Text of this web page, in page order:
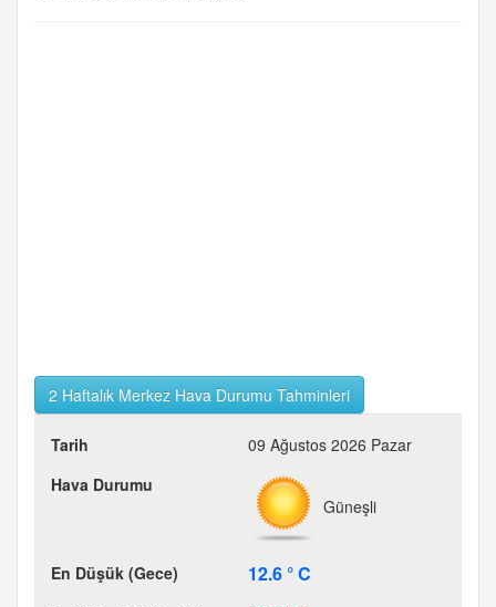
2 Haftalık Merkez Hava Durumu Tahminleri
09 Ağustos 2026 Pazar
Güneşli
12.6 ° C